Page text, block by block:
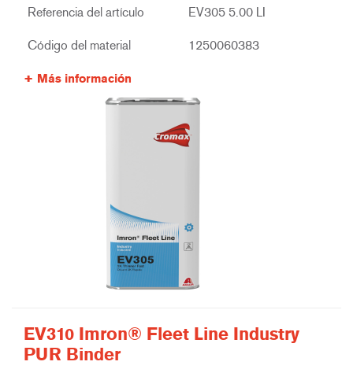
Referencia del artículo EV305 5.00 LI
Código del material 1250060383
Más información
EV310 Imron® Fleet Line Industry
PUR Binder